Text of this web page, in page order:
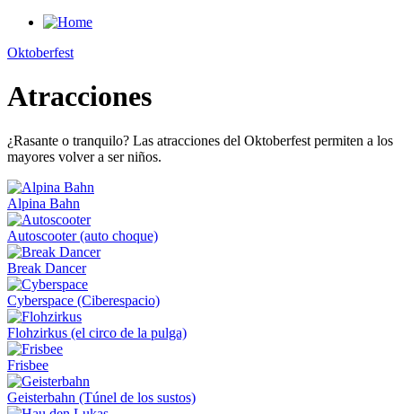
Skip to main content
Oktoberfest
Atracciones
¿Rasante o tranquilo? Las atracciones del Oktoberfest permiten a los
mayores volver a ser niños.
Alpina Bahn
Autoscooter (auto choque)
Break Dancer
Cyberspace (Ciberespacio)
Flohzirkus (el circo de la pulga)
Frisbee
Geisterbahn (Túnel de los sustos)